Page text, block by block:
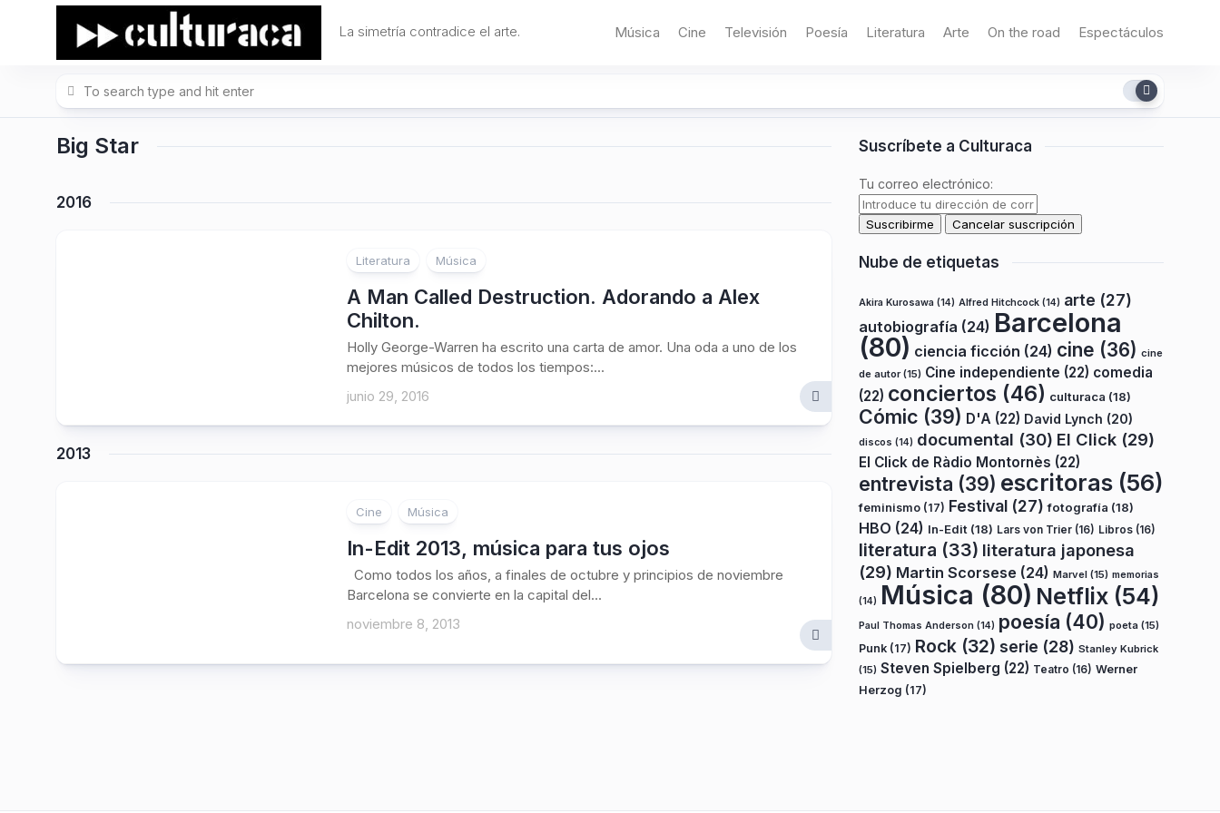
La simetría contradice el arte. Música Cine Televisión Poesía Literatura Arte On the road Espectáculos
Big Star
2016
Literatura Música
A Man Called Destruction. Adorando a Alex
Chilton.
Holly George-Warren ha escrito una carta de amor. Una oda a uno de los
mejores músicos de todos los tiempos:...
junio 29, 2016
2013
Cine Música
In-Edit 2013, música para tus ojos
Como todos los años, a finales de octubre y principios de noviembre
Barcelona se convierte en la capital del...
noviembre 8, 2013
Suscríbete a Culturaca
Tu correo electrónico:
Nube de etiquetas
Akira Kurosawa (14) Alfred Hitchcock (14) arte (27)
autobiografía (24) Barcelona
(80) ciencia ficción (24) cine (36) cine
de autor(15) Cine independiente (22) comedia
(22) conciertos (46) culturaca (18)
Cómic (39) D'A (22) David Lynch (20)
discos (14) documental (30) El Click (29)
El Click de Ràdio Montornès (22)
entrevista (39) escritoras (56)
feminismo (17) Festival (27) fotografía (18)
HBO (24) In-Edit (18) Lars von Trier (16) Libros (16)
literatura (33) literatura japonesa
(29) Martin Scorsese (24) Marvel (15) memorias
(14) Música (80) Netflix (54)
Paul Thomas Anderson (14) poesía (40) poeta (15)
Punk (17) Rock (32) serie (28) Stanley Kubrick
(15) Steven Spielberg (22) Teatro (16) Werner
Herzog (17)